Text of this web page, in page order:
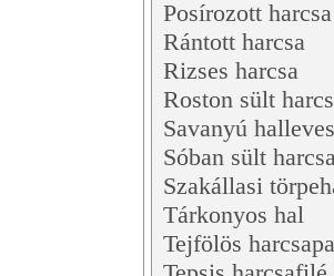
Posírozott harcsa
Rántott harcsa
Rizses harcsa
Roston sült
Savanyú halleves
Sóban sült
Szakállasi
Tárkonyos hal
Tejfölös